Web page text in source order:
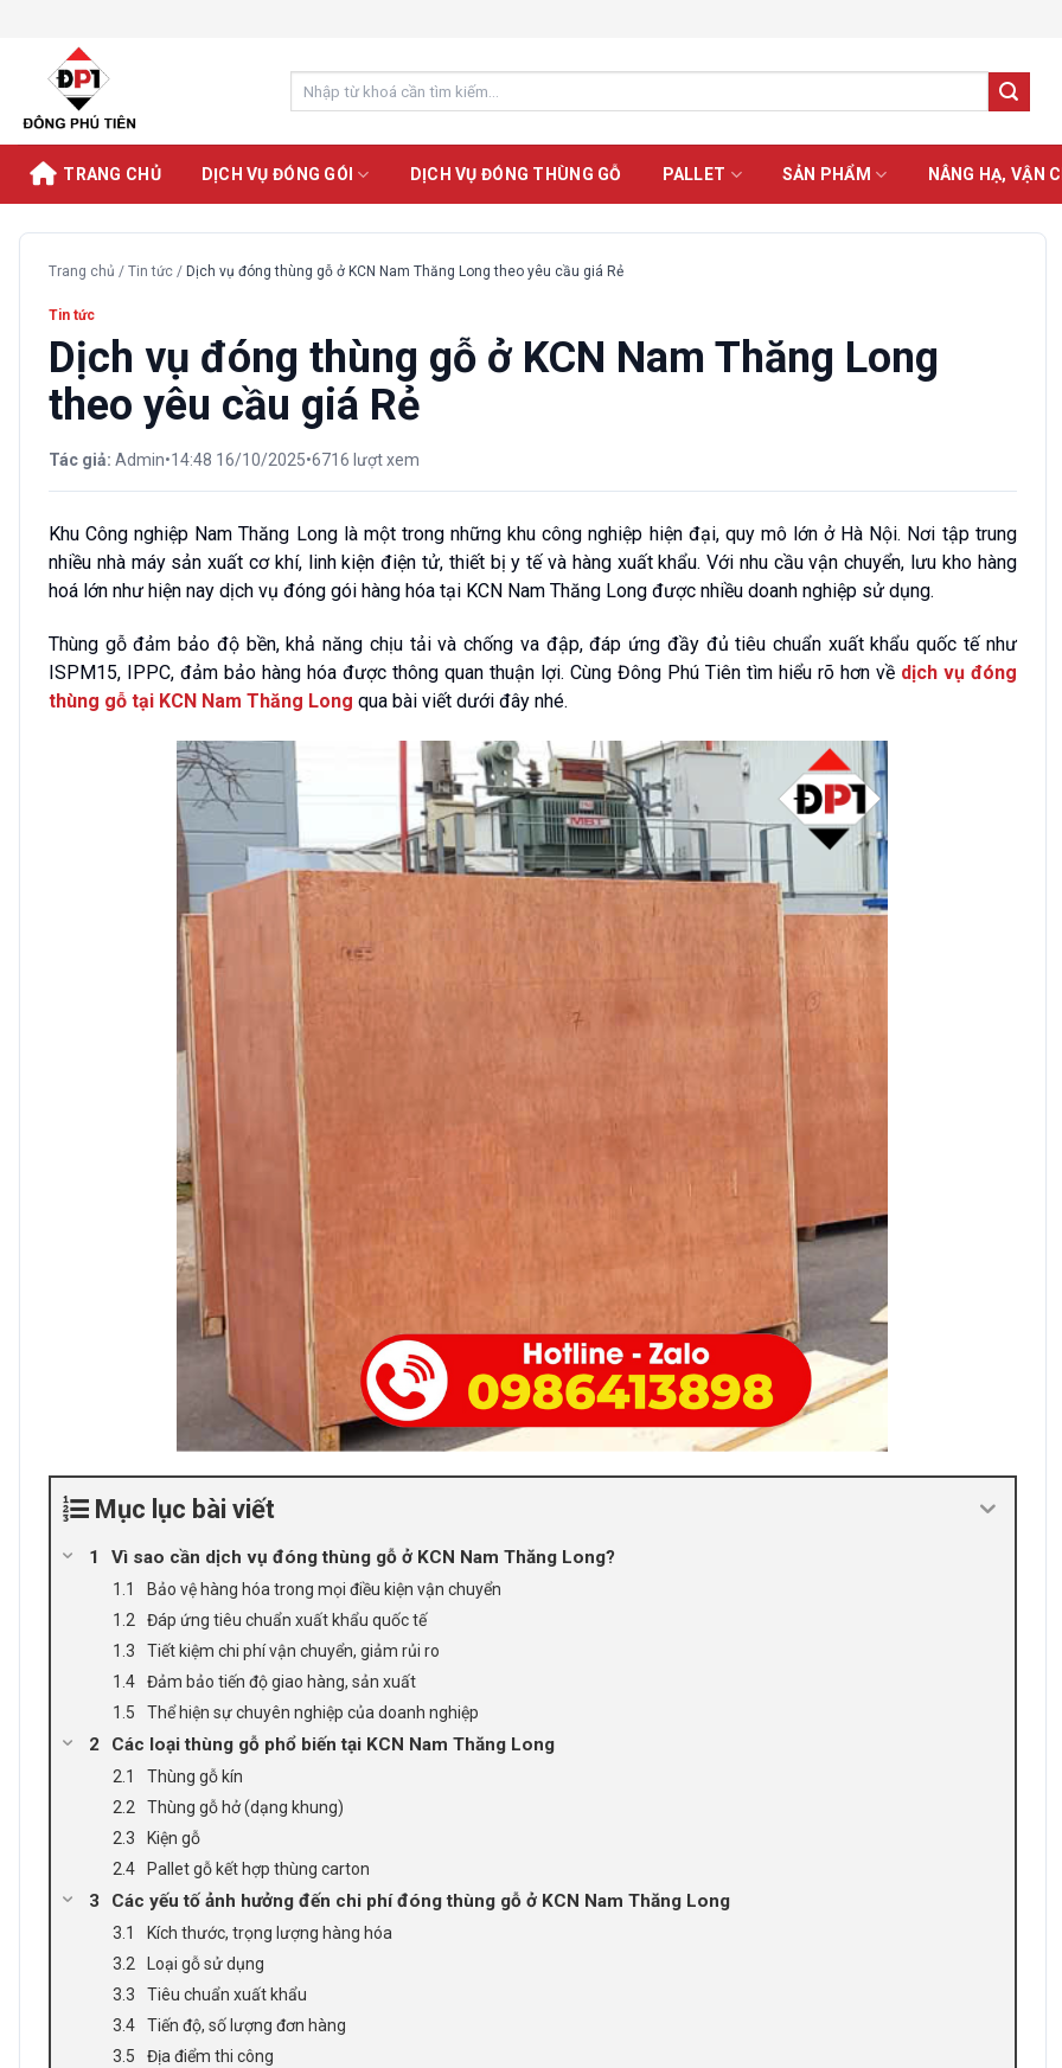
for:
TRANG CHỦ DỊCH VỤ ĐÓNG GÓI DỊCH VỤ ĐÓNG THÙNG GỖ PALLET SẢN PHẨM NÂNG HẠ, VẬN
Trang chủ / Tin tức / Dịch vụ đóng thùng gỗ ở KCN Nam Thăng Long theo yêu cầu giá Rẻ
Tin tức
Dịch vụ đóng thùng gỗ ở KCN Nam Thăng Long
theo yêu cầu giá Rẻ
Tác giả: Admin•14:48 16/10/2025•6716 lượt xem
Khu Công nghiệp Nam Thăng Long là một trong những khu công nghiệp hiện đại, quy mô lớn ở Hà Nội. Nơi tập trung
nhiều nhà máy sản xuất cơ khí, linh kiện điện tử, thiết bị y tế và hàng xuất khẩu. Với nhu cầu vận chuyển, lưu kho hàng
hoá lớn như hiện nay dịch vụ đóng gói hàng hóa tại KCN Nam Thăng Long được nhiều doanh nghiệp sử dụng.
Thùng gỗ đảm bảo độ bền, khả năng chịu tải và chống va đập, đáp ứng đầy đủ tiêu chuẩn xuất khẩu quốc tế như
ISPM15, IPPC, đảm bảo hàng hóa được thông quan thuận lợi. Cùng Đông Phú Tiên tìm hiểu rõ hơn về dịch vụ đóng
thùng gỗ tại KCN Nam Thăng Long qua bài viết dưới đây nhé.
Mục lục bài viết
Vì sao cần dịch vụ đóng thùng gỗ ở KCN Nam Thăng Long?
Bảo vệ hàng hóa trong mọi điều kiện vận chuyển
Đáp ứng tiêu chuẩn xuất khẩu quốc tế
Tiết kiệm chi phí vận chuyển, giảm rủi ro
Đảm bảo tiến độ giao hàng, sản xuất
Thể hiện sự chuyên nghiệp của doanh nghiệp
Các loại thùng gỗ phổ biến tại KCN Nam Thăng Long
Thùng gỗ kín
Thùng gỗ hở (dạng khung)
Kiện gỗ
Pallet gỗ kết hợp thùng carton
Các yếu tố ảnh hưởng đến chi phí đóng thùng gỗ ở KCN Nam Thăng Long
Kích thước, trọng lượng hàng hóa
Loại gỗ sử dụng
Tiêu chuẩn xuất khẩu
Tiến độ, số lượng đơn hàng
Địa điểm thi công